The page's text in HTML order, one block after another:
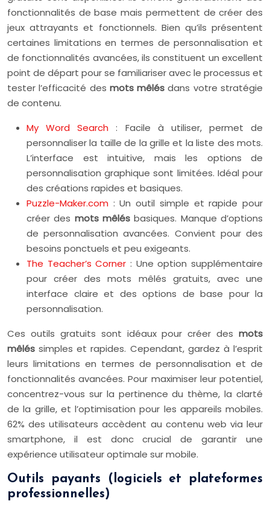
fonctionnalités de base mais permettent de créer des
jeux attrayants et fonctionnels. Bien qu’ils présentent
certaines limitations en termes de personnalisation et
de fonctionnalités avancées, ils constituent un excellent
point de départ pour se familiariser avec le processus et
tester l’efficacité des mots mêlésdans votre stratégie
de contenu.
My Word Search: Facile à utiliser, permet de
personnaliser la taille de la grille et la liste des mots.
L’interface est intuitive, mais les options de
personnalisation graphique sont limitées. Idéal pour
des créations rapides et basiques.
Puzzle-Maker.com : Un outil simple et rapide pour
créer des mots mêlésbasiques. Manque d’options
de personnalisation avancées. Convient pour des
besoins ponctuels et peu exigeants.
The Teacher’s Corner : Une option supplémentaire
pour créer des mots mêlés gratuits, avec une
interface claire et des options de base pour la
personnalisation.
Ces outils gratuits sont idéaux pour créer des mots
mêléssimples et rapides. Cependant, gardez à l’esprit
leurs limitations en termes de personnalisation et de
fonctionnalités avancées. Pour maximiser leur potentiel,
concentrez-vous sur la pertinence du thème, la clarté
de la grille, et l’optimisation pour les appareils mobiles.
62% des utilisateurs accèdent au contenu web via leur
smartphone, il est donc crucial de garantir une
expérience utilisateur optimale sur mobile.
Outils payants (logiciels et plateformes
professionnelles)